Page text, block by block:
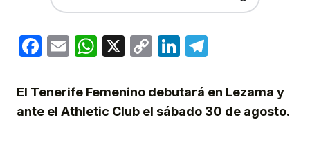
Facebook
EmailWhatsApp
X
CopyLinkedIn
El Tenerife Femenino debutará en Lezama y
ante el Athletic Club el sábado 30 de agosto.